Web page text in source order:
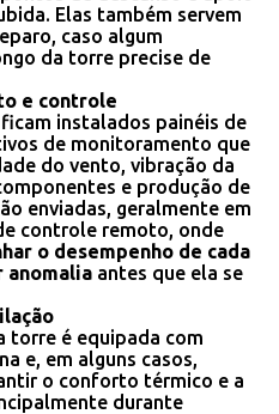
Elas também servem
caso algum
da torre precise de
e controle
instalados painéis de
de monitoramento que
do vento, vibração da
e produção de
enviadas, geralmente em
controle remoto, onde
o desempenho de cada
anomalia antes que ela se
torre é equipada com
e, em alguns casos,
o conforto térmico e a
durante